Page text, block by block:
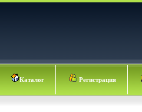
Каталог Регистрация